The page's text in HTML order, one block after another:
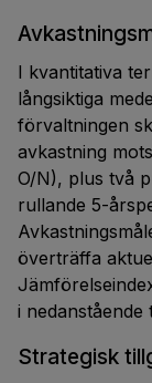
I kvantitativa
långsiktiga
förvaltningen
avkastning
O/N), plus två
rullande 5-
överträffa
i nedanstående
Strategisk